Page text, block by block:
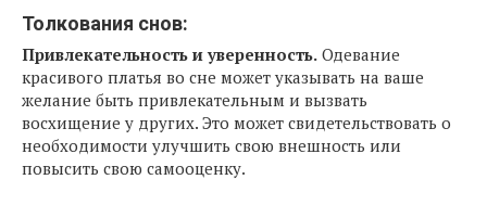
Толкования снов:
Привлекательность и уверенность. Одевание
красивого платья во сне может указывать на ваше
желание быть привлекательным и вызвать
восхищение у других. Это может свидетельствовать о
необходимости улучшить свою внешность или
повысить свою самооценку.